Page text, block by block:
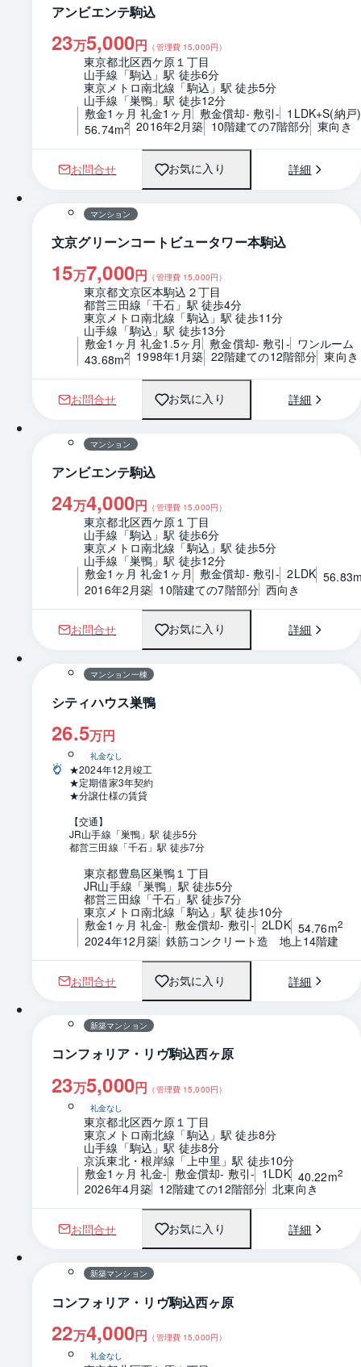
アンビエンテ駒込
23万5,000円 （管理費 15,000円）
東京都北区西ケ原１丁目
山手線「駒込」駅 徒歩6分
東京メトロ南北線「駒込」駅 徒歩5分
山手線「巣鴨」駅 徒歩12分
敷金1ヶ月 礼金1ヶ月 敷金償却- 敷引- 1LDK+S(納戸)
56.74m2 2016年2月築 10階建ての7階部分 東向き
お問合せ お気に入り 詳細
1 / 0 間取り
マンション
文京グリーンコートビュータワー本駒込
15万7,000円 （管理費 15,000円）
東京都文京区本駒込２丁目
都営三田線「千石」駅 徒歩4分
東京メトロ南北線「駒込」駅 徒歩11分
山手線「駒込」駅 徒歩13分
敷金1ヶ月 礼金1.5ヶ月
敷金償却- 敷引- ワンルーム
43.68m2 1998年1月築 22階建ての12階部分 東向き
お問合せ お気に入り 詳細
1 / 0 間取り
マンション
アンビエンテ駒込
24万4,000円 （管理費 15,000円）
東京都北区西ケ原１丁目
山手線「駒込」駅 徒歩6分
東京メトロ南北線「駒込」駅 徒歩5分
山手線「巣鴨」駅 徒歩12分
敷金1ヶ月 礼金1ヶ月 敷金償却- 敷引- 2LDK
2016年2月築 10階建ての7階部分 西向き
お問合せ お気に入り 詳細
1 / 0
マンション一棟
シティハウス巣鴨
26.5万円
礼金なし
★2024年12月竣工
★定期借家3年契約
★分譲仕様の賃貸
【交通】
JR山手線「巣鴨」駅 徒歩5分
都営三田線「千石」駅 徒歩7分
東京都豊島区巣鴨１丁目
JR山手線「巣鴨」駅 徒歩5分
都営三田線「千石」駅 徒歩7分
東京メトロ南北線「駒込」駅 徒歩10分
敷金1ヶ月 礼金- 敷金償却- 敷引- 2LDK 54.76m2
2024年12月築 鉄筋コンクリート造　地上14階建
お問合せ お気に入り 詳細
1 / 0 間取り
新築マンション
コンフォリア・リヴ駒込西ヶ原
23万5,000円 （管理費 15,000円）
礼金なし
東京都北区西ケ原１丁目
東京メトロ南北線「駒込」駅 徒歩8分
山手線「駒込」駅 徒歩8分
京浜東北・根岸線「上中里」駅 徒歩10分
敷金1ヶ月 礼金- 敷金償却- 敷引- 1LDK 40.22m2
2026年4月築 12階建ての12階部分 北東向き
お問合せ お気に入り 詳細
1 / 0 間取り
新築マンション
コンフォリア・リヴ駒込西ヶ原
22万4,000円 （管理費 15,000円）
礼金なし